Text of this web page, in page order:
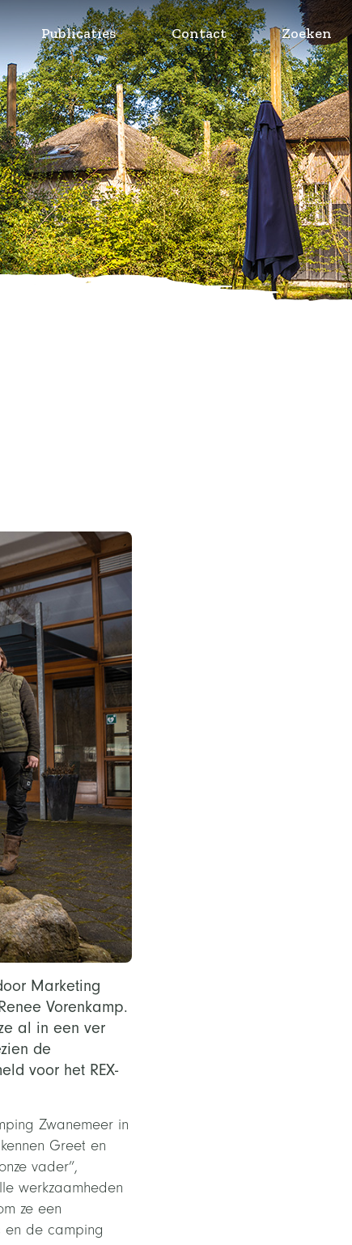
Publicaties Contact Zoeken
Marketing
Vorenkamp.
al in een ver
de
voor het REX-
Zwanemeer in
Greet en
vader”,
werkzaamheden
ze een
en de camping